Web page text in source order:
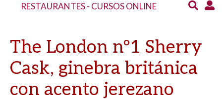
RESTAURANTES- CURSOS ONLINE
The London nº1 Sherry
Cask, ginebra británica
con acento jerezano